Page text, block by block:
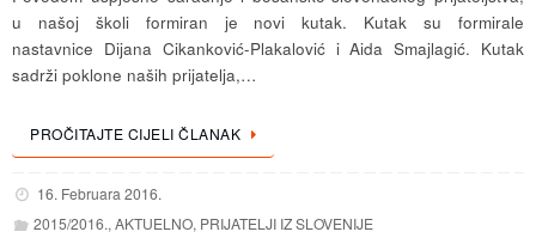
u našoj školi formiran je novi kutak. Kutak su formirale
nastavnice Dijana Cikanković-Plakalović i Aida Smajlagić. Kutak
sadrži poklone naših prijatelja,…
PROČITAJTE CIJELI ČLANAK
16. Februara 2016.
2015/2016., AKTUELNO, PRIJATELJI IZ SLOVENIJE